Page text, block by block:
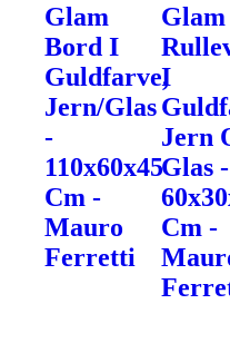
Glam
Bord I
Guldfarve,
Jern/Glas
-
110x60x45
Cm -
Mauro
Ferretti
Glam
I
Jern
Glas -
Cm -